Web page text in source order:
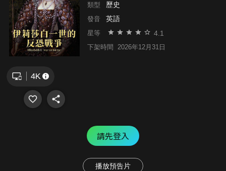
類型 歷史
發音 英語
星等 4.1
下架時間 2026年12月31日
請先登入
播放預告片